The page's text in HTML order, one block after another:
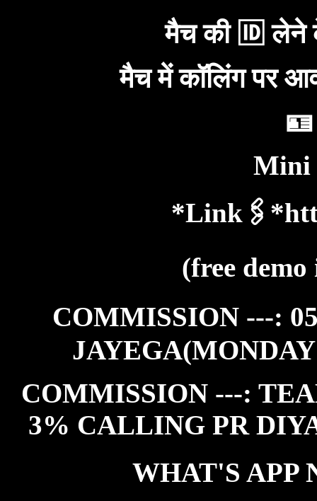
मैच की 🆔 लेने
मैच में कॉलिंग पर
Mini
(free
COMMISSION ---:
COMMISSION ---:
3% CALLING PR
WHAT'S APP